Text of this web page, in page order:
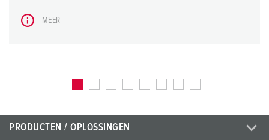
MEER
PRODUCTEN / OPLOSSINGEN